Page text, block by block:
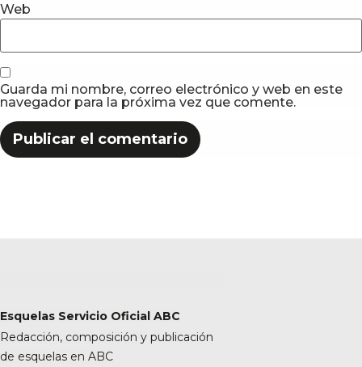
Web
Guarda mi nombre, correo electrónico y web en este
navegador para la próxima vez que comente.
Esquelas Servicio Oficial ABC
Redacción, composición y publicación
de esquelas en ABC